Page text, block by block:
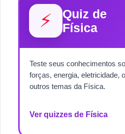
⚡
Quiz de
Física
Teste seus conhecimentos
forças, energia, eletricidade,
outros temas da Física.
Ver quizzes de Física